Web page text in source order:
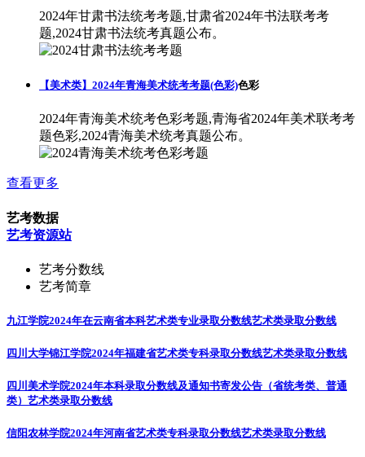
2024年甘肃书法统考考题,甘肃省2024年书法联考考
题,2024甘肃书法统考真题公布。
【美术类】2024年青海美术统考考题(色彩)色彩
2024年青海美术统考色彩考题,青海省2024年美术联考考
题色彩,2024青海美术统考真题公布。
查看更多
艺考数据
艺考资源站
艺考分数线
艺考简章
九江学院2024年在云南省本科艺术类专业录取分数线艺术类录取分数线
四川大学锦江学院2024年福建省艺术类专科录取分数线艺术类录取分数线
四川美术学院2024年本科录取分数线及通知书寄发公告（省统考类、普通
类） 艺术类录取分数线
信阳农林学院2024年河南省艺术类专科录取分数线艺术类录取分数线